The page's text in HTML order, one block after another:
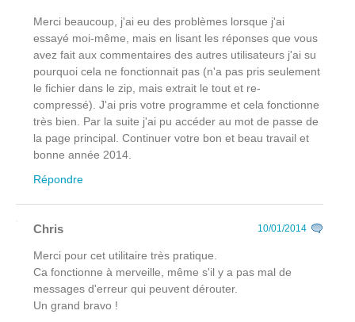
Merci beaucoup, j'ai eu des problèmes lorsque j'ai
essayé moi-même, mais en lisant les réponses que vous
avez fait aux commentaires des autres utilisateurs j'ai su
pourquoi cela ne fonctionnait pas (n'a pas pris seulement
le fichier dans le zip, mais extrait le tout et re-
compressé). J'ai pris votre programme et cela fonctionne
très bien. Par la suite j'ai pu accéder au mot de passe de
la page principal. Continuer votre bon et beau travail et
bonne année 2014.
Répondre
Chris 10/01/2014
Merci pour cet utilitaire très pratique.
Ca fonctionne à merveille, même s'il y a pas mal de
messages d'erreur qui peuvent dérouter.
Un grand bravo !